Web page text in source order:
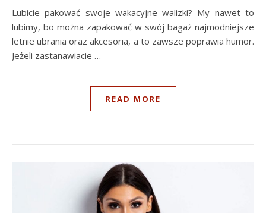
Lubicie pakować swoje wakacyjne walizki? My nawet to
lubimy, bo można zapakować w swój bagaż najmodniejsze
letnie ubrania oraz akcesoria, a to zawsze poprawia humor.
Jeżeli zastanawiacie …
READ MORE